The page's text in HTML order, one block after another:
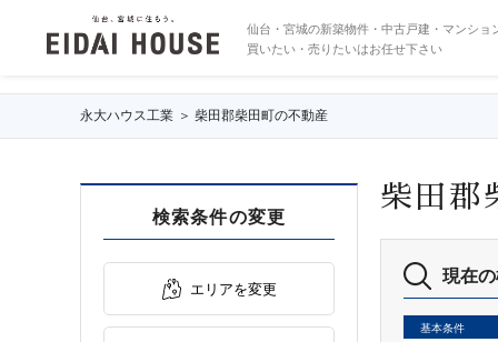
仙台・宮城の新築物件・中古戸建・マンショ
買いたい・売りたいはお任せ下さい
永大ハウス工業 柴田郡柴田町の不動産
検索条件の変更
エリアを変更
柴田郡
現在
基本条件